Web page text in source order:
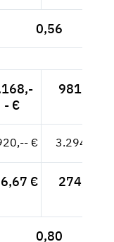
0,56
- €
981,51 €
€ 3.294,12 €
€ 274,51 €
0,80